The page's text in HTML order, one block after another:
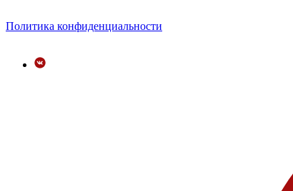
Политика конфиденциальности